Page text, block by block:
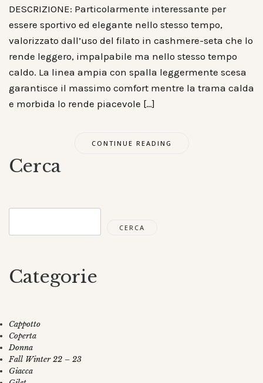
DESCRIZIONE: Particolarmente interessante per
essere sportivo ed elegante nello stesso tempo,
valorizzato dall’uso del filato in cashmere-seta che lo
rende leggero, impalpabile ma nello stesso tempo
caldo. La linea ampia con spalla leggermente scesa
garantisce il massimo comfort mentre la trama calda
e morbida lo rende piacevole […]
CONTINUE READING
Cerca
CERCA
Categorie
Cappotto
Coperta
Donna
Fall Winter 22 – 23
Giacca